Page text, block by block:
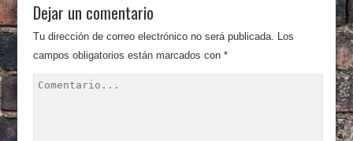
Dejar un comentario
Tu dirección de correo electrónico no será publicada. Los
campos obligatorios están marcados con*